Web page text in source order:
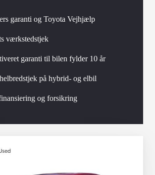
garanti og Toyota Vejhjælp
værkstedstjek
garanti til bilen fylder 10 år
på hybrid- og elbil
og forsikring